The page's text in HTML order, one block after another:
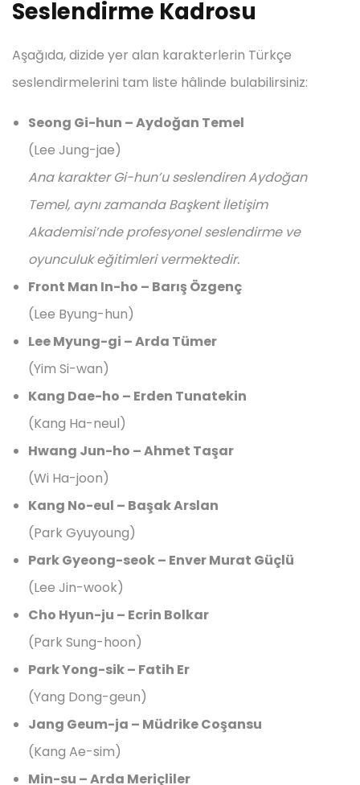
Seslendirme Kadrosu
Aşağıda, dizide yer alan karakterlerin Türkçe
seslendirmelerini tam liste hâlinde bulabilirsiniz:
Seong Gi-hun – Aydoğan Temel
(Lee Jung-jae)
Ana karakter Gi-hun’u seslendiren Aydoğan
Temel, aynı zamanda Başkent İletişim
Akademisi’nde profesyonel seslendirme ve
oyunculuk eğitimleri vermektedir.
Front Man In-ho – Barış Özgenç
(Lee Byung-hun)
Lee Myung-gi – Arda Tümer
(Yim Si-wan)
Kang Dae-ho – Erden Tunatekin
(Kang Ha-neul)
Hwang Jun-ho – Ahmet Taşar
(Wi Ha-joon)
Kang No-eul – Başak Arslan
(Park Gyuyoung)
Park Gyeong-seok – Enver Murat Güçlü
(Lee Jin-wook)
Cho Hyun-ju – Ecrin Bolkar
(Park Sung-hoon)
Park Yong-sik – Fatih Er
(Yang Dong-geun)
Jang Geum-ja – Müdrike Coşansu
(Kang Ae-sim)
Min-su – Arda Meriçliler